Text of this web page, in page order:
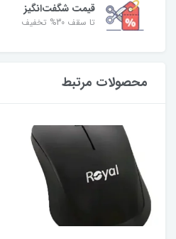
قیمت شگفت‌انگیز
تا سقف 30% تخفیف
محصولات مرتبط